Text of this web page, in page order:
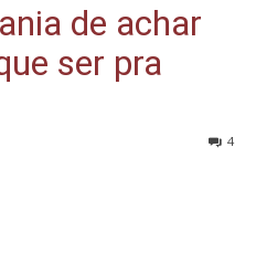
de achar
ser pra
4